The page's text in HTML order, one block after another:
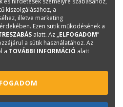
TERC Kft.
2015
Klára
kiszolgálásához, a
illetve marketing
Ezen sütik működésének a
alatt. Az „ELFOGADOM”
a sütik használatához. Az
a TOVÁBBI INFORMÁCIÓ alatt